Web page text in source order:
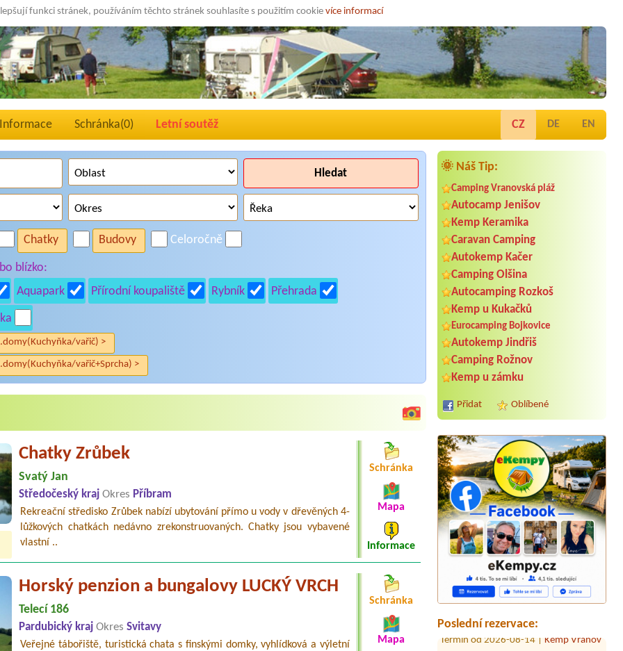
funkci stránek, používáním těchto stránek souhlasíte s použitím cookie více informací
Informace Schránka(0) Letní soutěž CZ DE EN
🌞 Náš Tip:
Camping Vranovská pláž
Autocamp Jenišov
Kemp Keramika
Caravan Camping
Autokemp Kačer
Camping Olšina
Autocamping Rozkoš
Kemp u Kukačků
Eurocamping Bojkovice
Autokemp Jindřiš
Camping Rožnov
Kemp u zámku
Přidat Oblíbené
Poslední rezervace:
Termín od 2026-07-26 |Autocamp
Erika
1X
Termín od 2026-08-09 |Autokemp
Kosmonosy
4 osoby 2x dospělí 2 děti
Termín od 2026-08-14 |
Hledat
Chatky Budovy Celoročně
blízko:
Aquapark Přírodní koupaliště Rybník Přehrada
vařič) >
vařič+Sprcha) >
Chatky Zrůbek
Svatý Jan
Středočeský krajOkres Příbram
Rekreační středisko Zrůbek nabízí ubytování přímo u vody v dřevěných 4-
lůžkových chatkách nedávno zrekonstruovaných. Chatky jsou vybavené
vlastní ..
Schránka
Mapa
Informace
Horský penzion a bungalovy LUCKÝ VRCH
Telecí 186
Pardubický krajOkres Svitavy
Veřejné tábořiště, turistická chata s finskými domky, vyhlídková a výletní
Schránka
Mapa